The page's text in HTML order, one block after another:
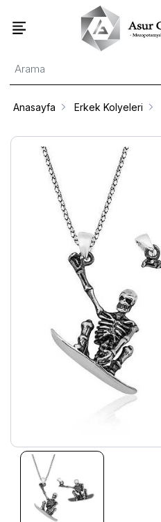
Anasayfa Erkek Kolyeleri